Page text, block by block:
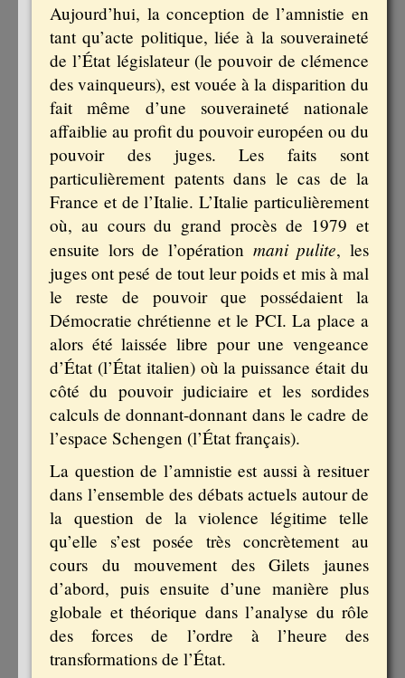
Aujourd’hui, la conception de l’amnistie en
tant qu’acte politique, liée à la souveraineté
de l’État législateur (le pouvoir de clémence
des vainqueurs), est vouée à la disparition du
fait même d’une souveraineté nationale
affaiblie au profit du pouvoir européen ou du
pouvoir des juges. Les faits sont
particulièrement patents dans le cas de la
France et de l’Italie. L’Italie particulièrement
où, au cours du grand procès de 1979 et
ensuite lors de l’opération mani pulite, les
juges ont pesé de tout leur poids et mis à mal
le reste de pouvoir que possédaient la
Démocratie chrétienne et le PCI. La place a
alors été laissée libre pour une vengeance
d’État (l’État italien) où la puissance était du
côté du pouvoir judiciaire et les sordides
calculs de donnant-donnant dans le cadre de
l’espace Schengen (l’État français).
La question de l’amnistie est aussi à resituer
dans l’ensemble des débats actuels autour de
la question de la violence légitime telle
qu’elle s’est posée très concrètement au
cours du mouvement des Gilets jaunes
d’abord, puis ensuite d’une manière plus
globale et théorique dans l’analyse du rôle
des forces de l’ordre à l’heure des
transformations de l’État.